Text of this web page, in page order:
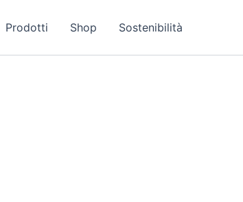
Prodotti Shop Sostenibilità